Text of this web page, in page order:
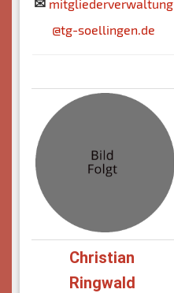
mitgliederverwaltung
@tg-soellingen.de
Christian
Ringwald